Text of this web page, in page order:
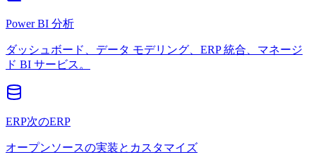
Power BI 分析
ダッシュボード、データ モデリング、ERP 統合、マネージ
ド BI サービス。
ERP次のERP
オープンソースの実装とカスタマイズ